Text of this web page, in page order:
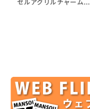
セルアクリルチャーム…